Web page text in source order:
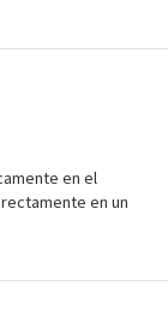
en el
en un